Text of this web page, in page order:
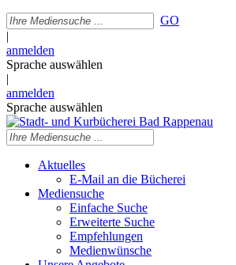
GO
|
anmelden
Sprache auswählen
|
anmelden
Sprache auswählen
Aktuelles
E-Mail an die Bücherei
Mediensuche
Einfache Suche
Erweiterte Suche
Empfehlungen
Medienwünsche